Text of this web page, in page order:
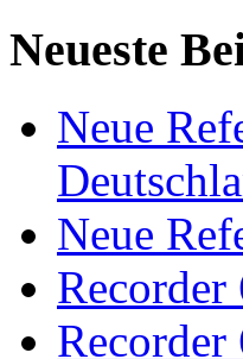
Neueste
Neue
Neue